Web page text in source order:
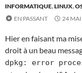
INFORMATIQUE,LINUX,
EN PASSANT
24
Hier en faisant ma
droit à un beau
dpkg: error